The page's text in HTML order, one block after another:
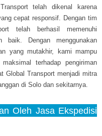
telah dikenal karena
cepat responsif. Dengan tim
telah berhasil memenuhi
baik. Dengan menggunakan
yang mutakhir, kami mampu
terhadap pengiriman
Global Transport menjadi mitra
di Solo dan sekitarnya.
Oleh Jasa Ekspedisi